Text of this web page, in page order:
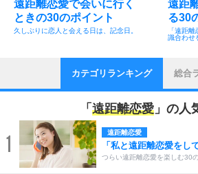
遠距離恋愛で会いに行く
ときの30のポイント
久しぶりに恋人と会える日は、記念日。
遠距
る30
「遠距
識合わせ
カテゴリランキング 総合
「 遠距離恋愛 」の人
1 遠距離恋愛
「私と遠距離恋愛をし
つらい遠距離恋愛を楽しむ30